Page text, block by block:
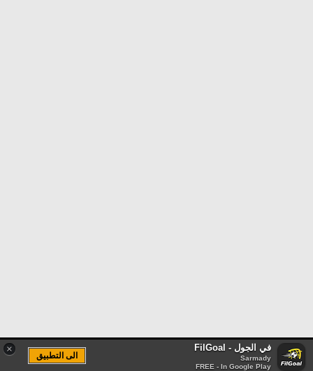
× في الجول - FilGoal
Sarmady
FREE - In Google Play
الى التطبيق